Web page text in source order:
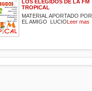
LOS ELEGIDOS DE LA FM
TROPICAL
MATERIAL APORTADO POR
EL AMIGO LUCIOLeer mas